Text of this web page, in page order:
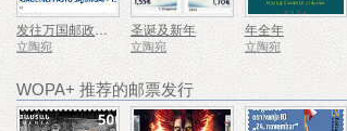
发往万国邮政联盟 - 150
立陶宛
圣诞及新年
立陶宛
年全年
立陶宛
WOPA+ 推荐的邮票发行